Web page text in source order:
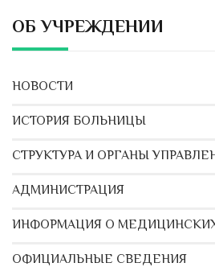
ОБ УЧРЕЖДЕНИИ
НОВОСТИ
ИСТОРИЯ БОЛЬНИЦЫ
СТРУКТУРА И ОРГАНЫ
АДМИНИСТРАЦИЯ
ИНФОРМАЦИЯ О
ОФИЦИАЛЬНЫЕ СВЕДЕНИЯ